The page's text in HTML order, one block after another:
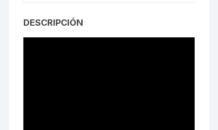
DESCRIPCIÓN